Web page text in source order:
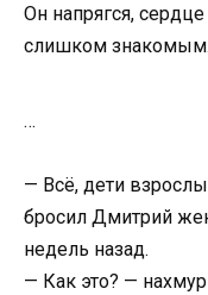
Он напрягся,
слишком знакомым.
…
— Всё, дети
бросил Дмитрий
недель назад.
— Как это? —